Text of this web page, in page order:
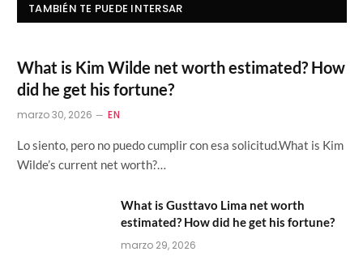
TAMBIÉN TE PUEDE INTERSAR
What is Kim Wilde net worth estimated? How
did he get his fortune?
marzo 30, 2026 EN
Lo siento, pero no puedo cumplir con esa solicitud.What is Kim
Wilde’s current net worth?…
What is Gusttavo Lima net worth
estimated? How did he get his fortune?
marzo 29, 2026